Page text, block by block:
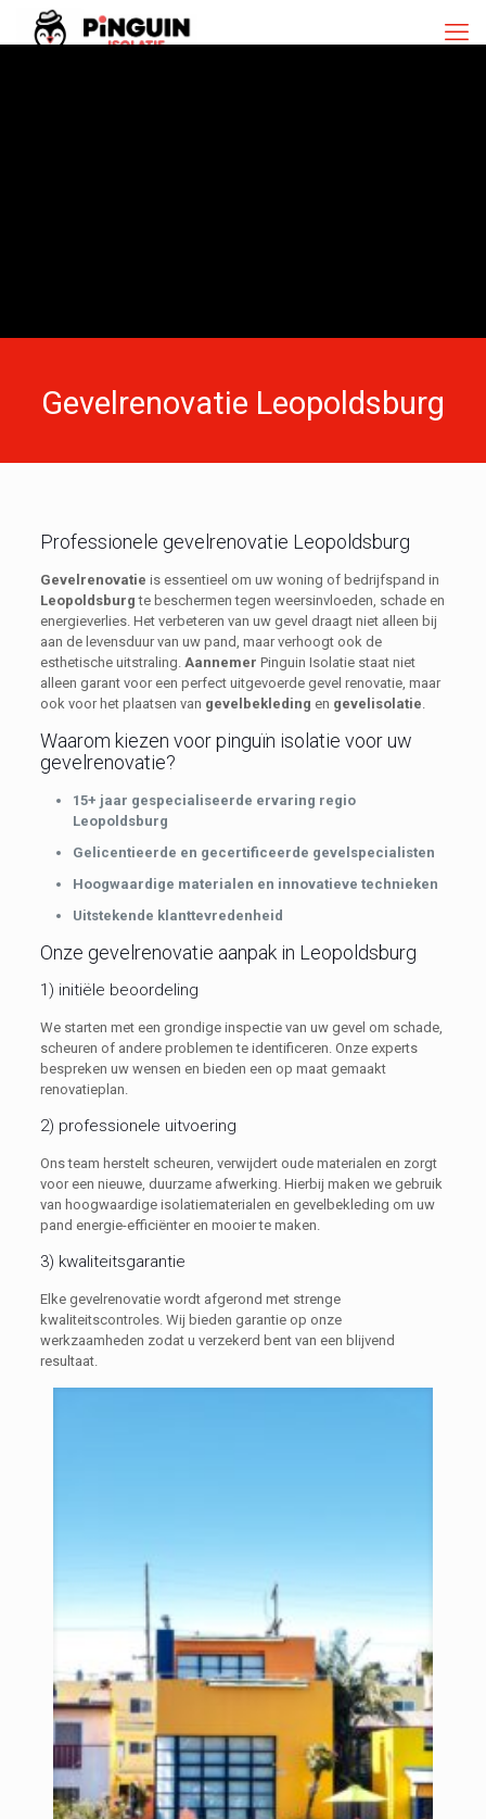
Gevelrenovatie Leopoldsburg
Professionele gevelrenovatie Leopoldsburg
Gevelrenovatie is essentieel om uw woning of bedrijfspand in
Leopoldsburg te beschermen tegen weersinvloeden, schade en
energieverlies. Het verbeteren van uw gevel draagt niet alleen bij
aan de levensduur van uw pand, maar verhoogt ook de
esthetische uitstraling. Aannemer Pinguin Isolatie staat niet
alleen garant voor een perfect uitgevoerde gevel renovatie, maar
ook voor het plaatsen van gevelbekleding en gevelisolatie
Waarom kiezen voor pinguïn isolatie voor uw
gevelrenovatie?
15+ jaar gespecialiseerde ervaring regio
Leopoldsburg
Gelicentieerde en gecertificeerde gevelspecialisten
Hoogwaardige materialen en innovatieve technieken
Uitstekende klanttevredenheid
Onze gevelrenovatie aanpak in Leopoldsburg
1) initiële beoordeling
We starten met een grondige inspectie van uw gevel om schade,
scheuren of andere problemen te identificeren. Onze experts
bespreken uw wensen en bieden een op maat gemaakt
renovatieplan.
2) professionele uitvoering
Ons team herstelt scheuren, verwijdert oude materialen en zorgt
voor een nieuwe, duurzame afwerking. Hierbij maken we gebruik
van hoogwaardige isolatiematerialen en gevelbekleding om uw
pand energie-efficiënter en mooier te maken.
3) kwaliteitsgarantie
Elke gevelrenovatie wordt afgerond met strenge
kwaliteitscontroles. Wij bieden garantie op onze
werkzaamheden zodat u verzekerd bent van een blijvend
resultaat.